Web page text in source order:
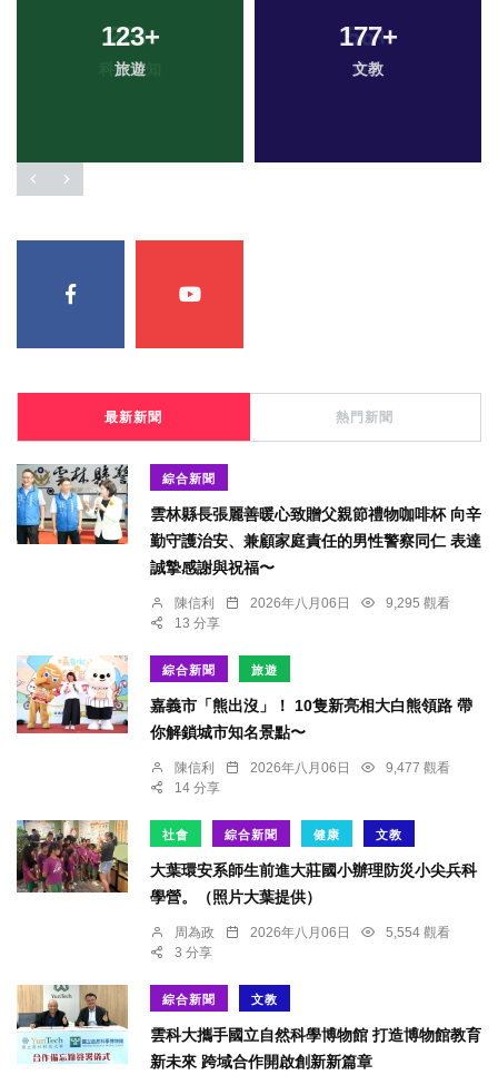
123+
旅遊
177+
文教
最新新聞 熱門新聞
綜合新聞
雲林縣長張麗善暖心致贈父親節禮物咖啡杯 向辛
勤守護治安、兼顧家庭責任的男性警察同仁 表達
誠摯感謝與祝福〜
陳信利 2026年八月06日
9,295 觀看
13 分享
綜合新聞 旅遊
嘉義市「熊出沒」！ 10隻新亮相大白熊領路 帶
你解鎖城市知名景點〜
陳信利 2026年八月06日
9,477 觀看
14 分享
社會 綜合新聞 健康 文教
大葉環安系師生前進大莊國小辦理防災小尖兵科
學營。（照片大葉提供）
周為政 2026年八月06日
5,554 觀看
3 分享
綜合新聞 文教
雲科大攜手國立自然科學博物館 打造博物館教育
新未來 跨域合作開啟創新新篇章